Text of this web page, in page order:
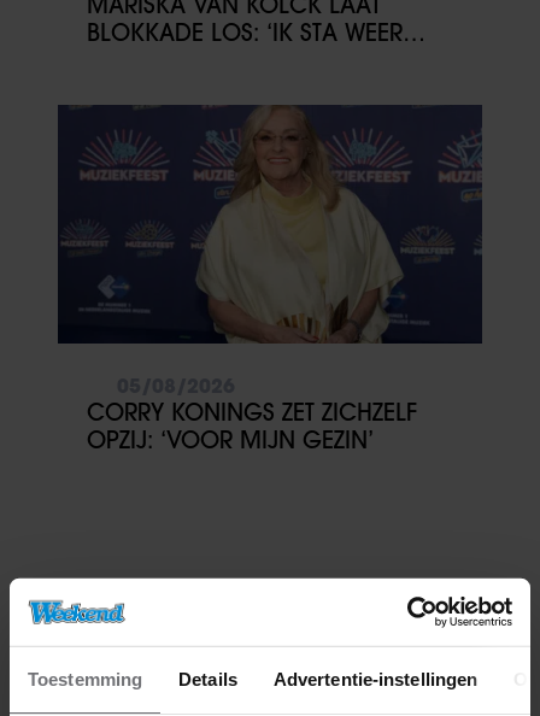
Toestemming Details Advertentie-instellingen
BLOKKADE LOS: ‘IK STA WEER
CORRY KONINGS ZET ZICHZELF
OPZIJ: ‘VOOR MIJN GEZIN’